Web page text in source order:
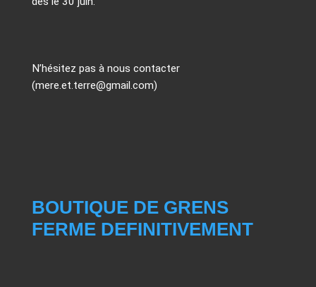
N’hésitez pas à nous contacter
(mere.et.terre@gmail.com)
BOUTIQUE DE GRENS
FERME DEFINITIVEMENT